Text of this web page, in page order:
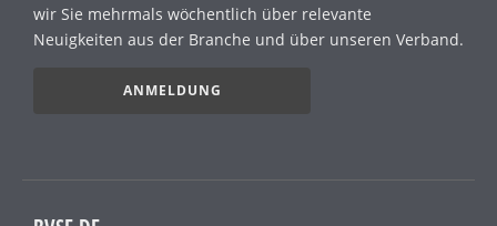
wir Sie mehrmals wöchentlich über relevante
Neuigkeiten aus der Branche und über unseren Verband.
ANMELDUNG